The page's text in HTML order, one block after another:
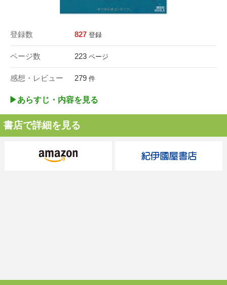
登録数 827 登録
ページ数 223 ページ
感想・レビュー 279 件
▶︎あらすじ・内容を見る
書店で詳細を見る